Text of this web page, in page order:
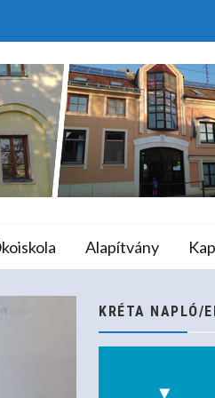
Alapítvány
Osztályosokkal…
KRÉTA NAPLÓ/